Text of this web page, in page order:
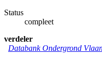
Status
compleet
verdeler
Databank Ondergrond